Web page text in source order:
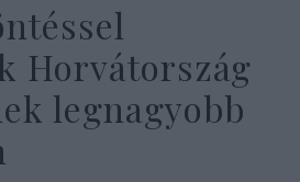
Horvátország
legnagyobb